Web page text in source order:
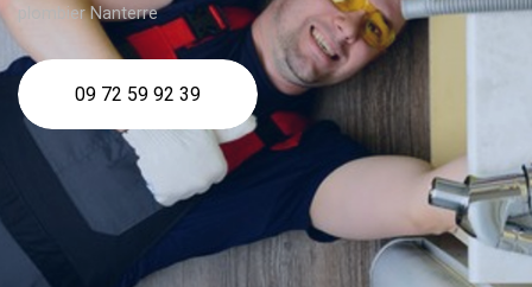
plombier Nanterre
09 72 59 92 39